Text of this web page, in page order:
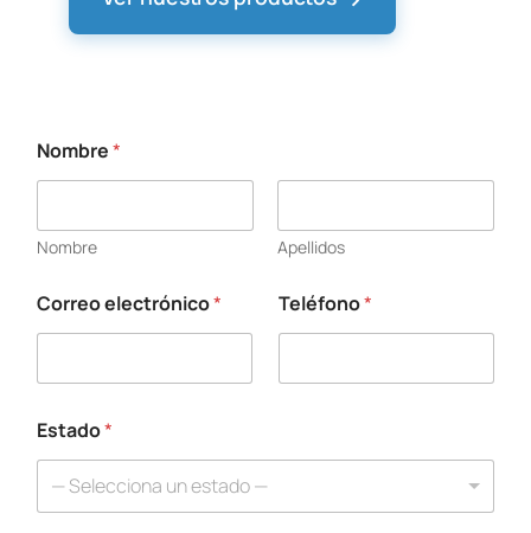
Nombre*
Nombre Apellidos
*
*
Correo electrónico* Teléfono*
Estado*
— Selecciona un estado —